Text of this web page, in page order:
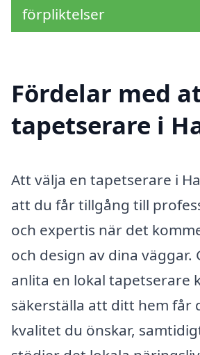
förpliktelser
Fördelar med
tapetserare i
Att välja en tapetserare i
att du får tillgång till
och expertis när det
och design av dina väggar.
anlita en lokal tapetserare
säkerställa att ditt hem får
kvalitet du önskar,